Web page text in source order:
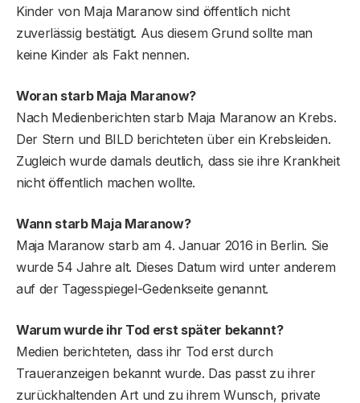
Kinder von Maja Maranow sind öffentlich nicht
zuverlässig bestätigt. Aus diesem Grund sollte man
keine Kinder als Fakt nennen.
Woran starb Maja Maranow?
Nach Medienberichten starb Maja Maranow an Krebs.
Der Stern und BILD berichteten über ein Krebsleiden.
Zugleich wurde damals deutlich, dass sie ihre Krankheit
nicht öffentlich machen wollte.
Wann starb Maja Maranow?
Maja Maranow starb am 4. Januar 2016 in Berlin. Sie
wurde 54 Jahre alt. Dieses Datum wird unter anderem
auf der Tagesspiegel-Gedenkseite genannt.
Warum wurde ihr Tod erst später bekannt?
Medien berichteten, dass ihr Tod erst durch
Traueranzeigen bekannt wurde. Das passt zu ihrer
zurückhaltenden Art und zu ihrem Wunsch, private